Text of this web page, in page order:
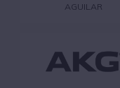
AGUILAR